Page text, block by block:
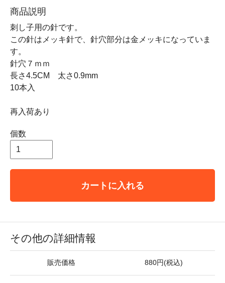
商品説明
刺し子用の針です。
この針はメッキ針で、針穴部分は金メッキになっていま
す。
針穴７ｍｍ
長さ4.5CM 太さ0.9mm
10本入
再入荷あり
個数
カートに入れる
その他の詳細情報
販売価格 880円(税込)